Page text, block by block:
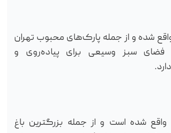
پارک در منطقه ۱ واقع شده و از جمله پارک‌های محبوب تهران
سبز وسیعی برای پیاده‌روی و
این باغ در منطقه ۵ واقع شده است و از جمله بزرگترین باغ